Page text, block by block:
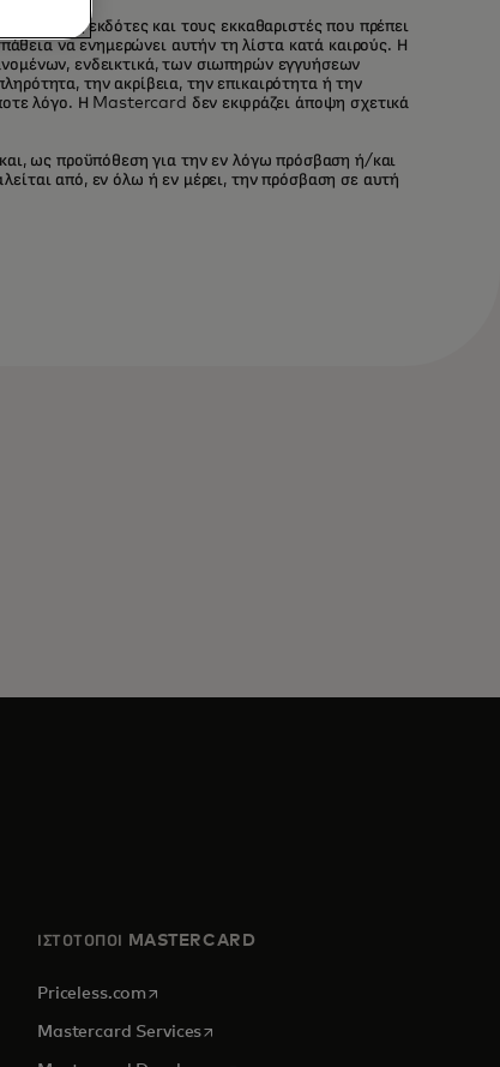
τους εκδότες και τους εκκαθαριστές που πρέπει
να ενημερώνει αυτήν τη λίστα κατά καιρούς. Η
ενδεικτικά, των σιωπηρών εγγυήσεων
την ακρίβεια, την επικαιρότητα ή την
λόγο. Η Mastercard δεν εκφράζει άποψη σχετικά
ως προϋπόθεση για την εν λόγω πρόσβαση ή/και
από, εν όλω ή εν μέρει, την πρόσβαση σε αυτή
ΙΣΤΟΤΟΠΟΙ MASTERCARD
Priceless.com opens in a new tab
Mastercard Servicesopens in a new tab